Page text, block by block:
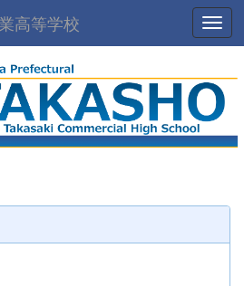
高等学校